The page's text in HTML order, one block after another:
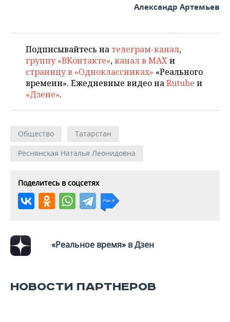
Александр Артемьев
Подписывайтесь на телеграм-канал,
группу «ВКонтакте»,канал в MAXи
страницу в «Одноклассниках» «Реального
времени». Ежедневные видео наRutube и
«Дзене».
Общество
Татарстан
Реснянская Наталья Леонидовна
Поделитесь в соцсетях
«Реальное время» в Дзен
НОВОСТИ ПАРТНЕРОВ